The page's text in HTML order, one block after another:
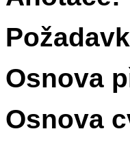
Osnova
Osnova